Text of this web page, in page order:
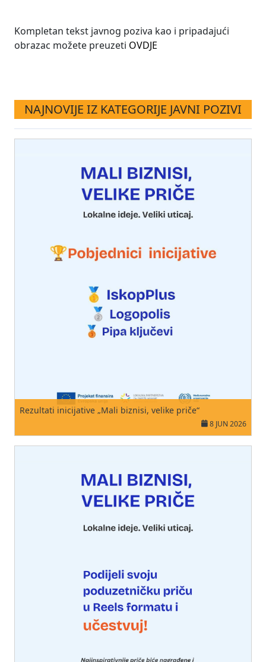
Kompletan tekst javnog poziva kao i pripadajući
obrazac možete preuzeti OVDJE
NAJNOVIJE IZ KATEGORIJE JAVNI POZIVI
Rezultati inicijative „Mali biznisi, velike priče“
8 JUN 2026